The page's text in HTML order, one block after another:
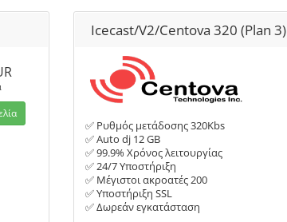
Icecast/V2/Centova 320 (Plan 3)
✅ Ρυθμός μετάδοσης 320Kbs
✅ Auto dj 12 GB
✅ 99.9% Χρόνος λειτουργίας
✅ 24/7 Υποστήριξη
✅ Μέγιστοι ακροατές 200
✅ Υποστήριξη SSL
✅ Δωρεάν εγκατάσταση